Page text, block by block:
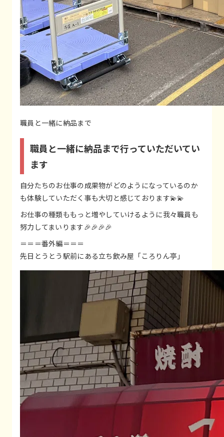
職員と一緒に納品まで
職員と一緒に納品まで行っていただいてい
ます
自分たちのお仕事の成果物がどのようになっているのか
も体験していただく事も大切と感じております💫💫
お仕事の種類ももっと増やしていけるように我々職員も
努力してまいります🎉🎉🎉🎉
＝＝＝番外編＝＝＝
先日とうとう駅前にある立ち飲み屋「ころりん亭」